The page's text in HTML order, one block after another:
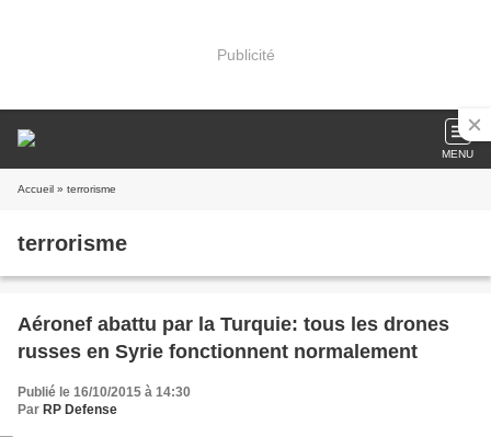
Publicité
MENU
Accueil » terrorisme
terrorisme
Aéronef abattu par la Turquie: tous les drones
russes en Syrie fonctionnent normalement
Publié le 16/10/2015 à 14:30
Par RP Defense